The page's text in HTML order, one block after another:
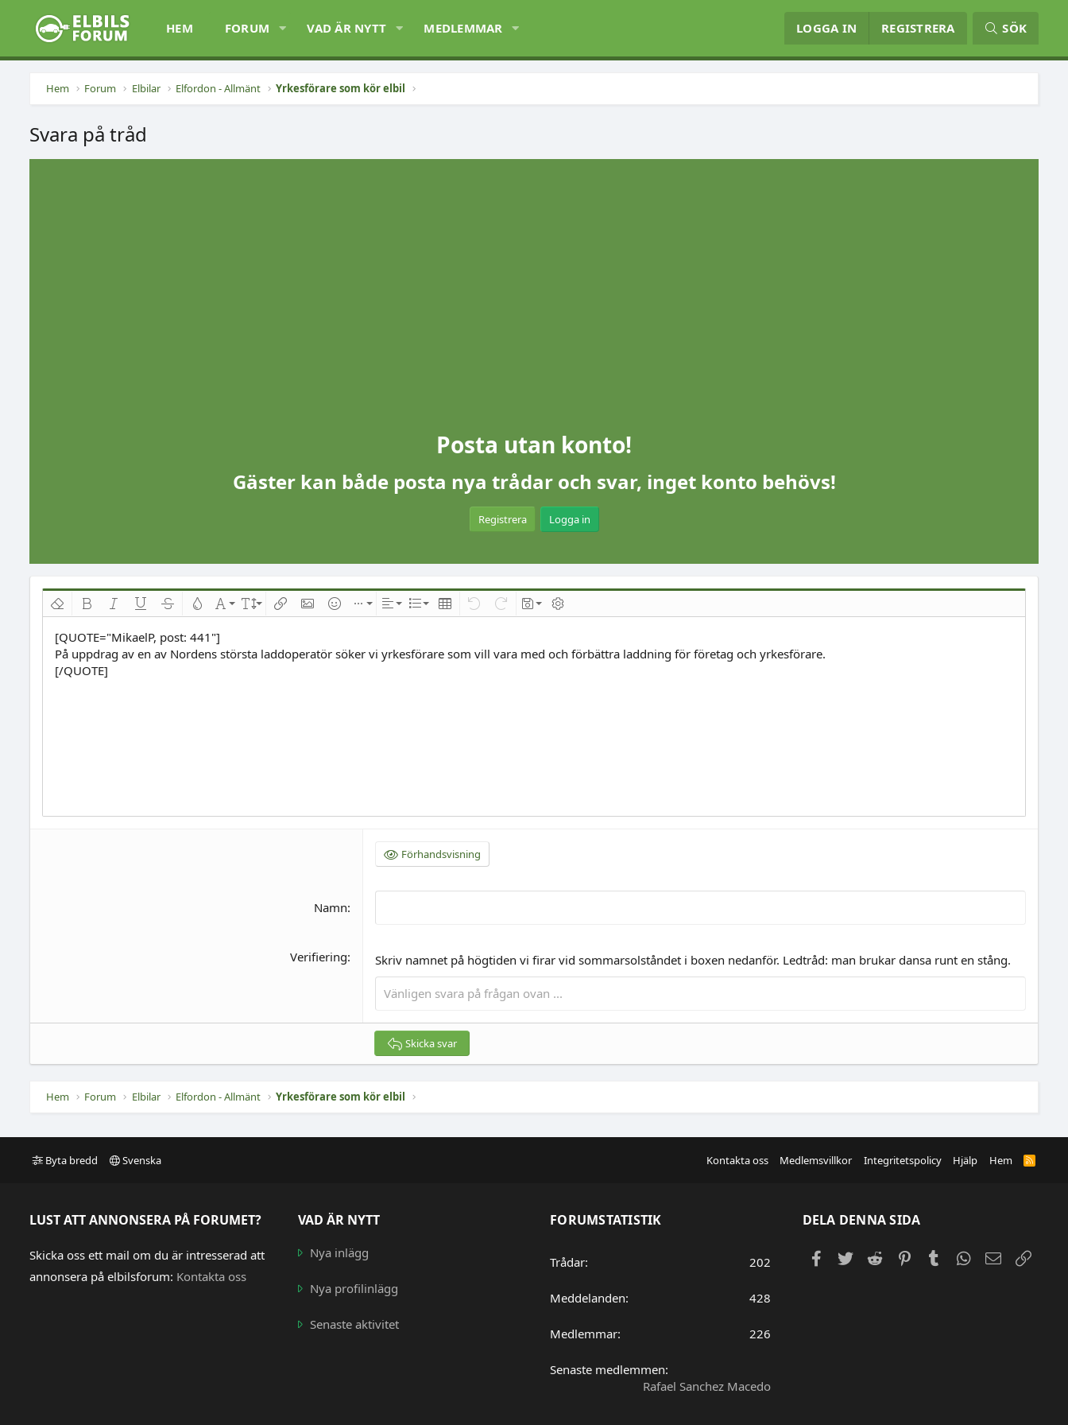
HEM FORUM VAD ÄR NYTT MEDLEMMAR LOGGA IN REGISTRERA SÖK
Hem Forum Elbilar Elfordon - Allmänt Yrkesförare som kör elbil
Svara på tråd
Posta utan konto!
Gäster kan både posta nya trådar och svar, inget konto behövs!
Registrera Logga in
[QUOTE="MikaelP, post: 441"]
På uppdrag av en av Nordens största laddoperatör söker vi yrkesförare som vill vara med och förbättra laddning för företag och yrkesförare.
[/QUOTE]
Förhandsvisning
Namn
Verifiering Skriv namnet på högtiden vi firar vid sommarsolståndet i boxen nedanför. Ledtråd: man brukar dansa runt en stång.
Skicka svar
Hem Forum Elbilar Elfordon - Allmänt Yrkesförare som kör elbil
Byta bredd Svenska Kontakta oss Medlemsvillkor Integritetspolicy Hjälp Hem
R
LUST ATT ANNONSERA PÅ FORUMET?
Skicka oss ett mail om du är intresserad att
annonsera på elbilsforum: Kontakta oss
VAD ÄR NYTT
Nya inlägg
Nya profilinlägg
Senaste aktivitet
FORUMSTATISTIK
Trådar 202
Meddelanden 428
Medlemmar 226
Senaste medlemmen
Rafael Sanchez Macedo
DELA DENNA SIDA
Facebook
TwitterReddit PinterestTumblrWhatsApp
E-postLänk